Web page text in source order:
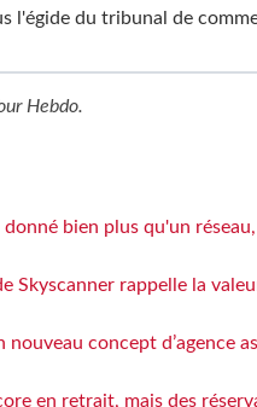
l'égide du tribunal de
Hebdo.
bien plus qu'un
Skyscanner rappelle la
nouveau concept d’agence
en retrait, mais des